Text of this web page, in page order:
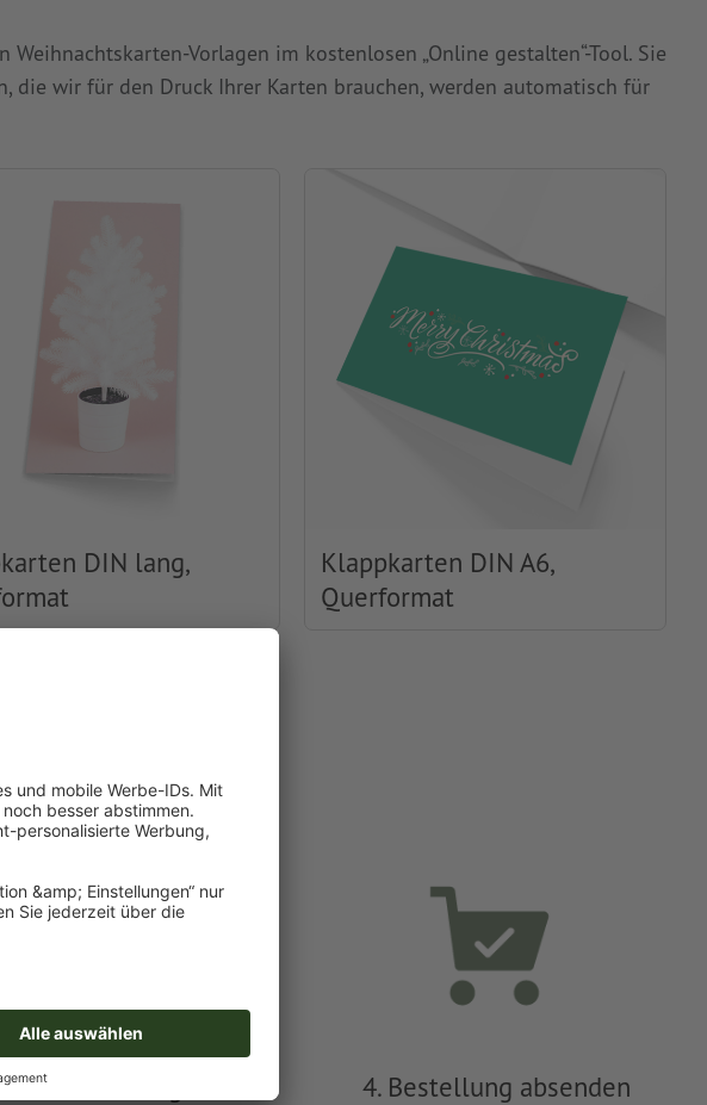
Vorlagen im kostenlosen „Online gestalten“-Tool. Sie
die wir für den Druck Ihrer Karten brauchen, werden automatisch für
DIN lang,
Klappkarten DIN A6,
Querformat
Inhalte einfügen 4. Bestellung absenden